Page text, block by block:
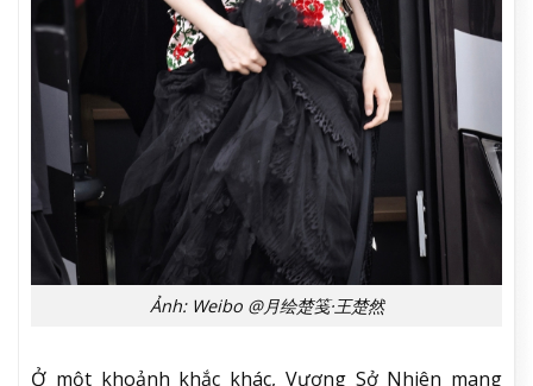
Ảnh: Weibo @月绘楚笺·王楚然
Ở một khoảnh khắc khác, Vương Sở Nhiên mang